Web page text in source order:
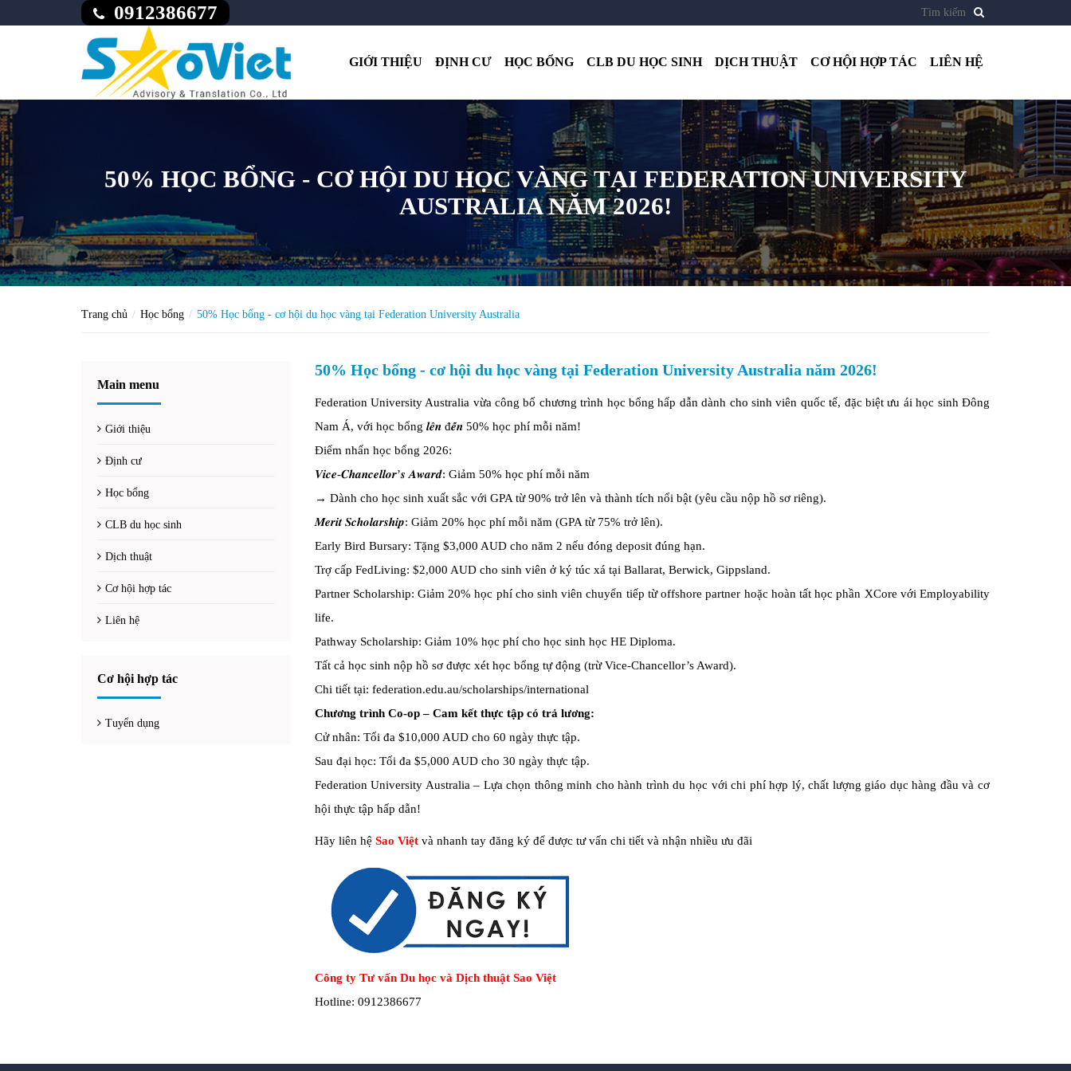
0912386677
GIỚI THIỆU ĐỊNH CƯ HỌC BỔNG CLB DU HỌC SINH DỊCH THUẬT CƠ HỘI HỢP TÁC LIÊN HỆ
50% HỌC BỔNG - CƠ HỘI DU HỌC VÀNG TẠI FEDERATION UNIVERSITY
AUSTRALIA NĂM 2026!
Trang chủ Học bổng 50% Học bổng - cơ hội du học vàng tại Federation University Australia
Main menu
Giới thiệu
Định cư
Học bổng
CLB du học sinh
Dịch thuật
Cơ hội hợp tác
Liên hệ
Cơ hội hợp tác
Tuyển dụng
50% Học bổng - cơ hội du học vàng tại Federation University Australia năm 2026!
Federation University Australia vừa công bố chương trình học bổng hấp dẫn dành cho sinh viên quốc tế, đặc biệt ưu ái học sinh Đông
Nam Á, với học bổng 𝒍𝒆̂𝒏 đ𝒆̂́𝒏 50% học phí mỗi năm!
Điểm nhấn học bổng 2026:
𝑽𝒊𝒄𝒆-𝑪𝒉𝒂𝒏𝒄𝒆𝒍𝒍𝒐𝒓’𝒔 𝑨𝒘𝒂𝒓𝒅: Giảm 50% học phí mỗi năm
→ Dành cho học sinh xuất sắc với GPA từ 90% trở lên và thành tích nổi bật (yêu cầu nộp hồ sơ riêng).
𝑴𝒆𝒓𝒊𝒕 𝑺𝒄𝒉𝒐𝒍𝒂𝒓𝒔𝒉𝒊𝒑: Giảm 20% học phí mỗi năm (GPA từ 75% trở lên).
Early Bird Bursary: Tặng $3,000 AUD cho năm 2 nếu đóng deposit đúng hạn.
Trợ cấp FedLiving: $2,000 AUD cho sinh viên ở ký túc xá tại Ballarat, Berwick, Gippsland.
Partner Scholarship: Giảm 20% học phí cho sinh viên chuyển tiếp từ offshore partner hoặc hoàn tất học phần XCore với Employability
life.
Pathway Scholarship: Giảm 10% học phí cho học sinh học HE Diploma.
Tất cả học sinh nộp hồ sơ được xét học bổng tự động (trừ Vice-Chancellor’s Award).
Chi tiết tại: federation.edu.au/scholarships/international
Chương trình Co-op – Cam kết thực tập có trả lương:
Cử nhân: Tối đa $10,000 AUD cho 60 ngày thực tập.
Sau đại học: Tối đa $5,000 AUD cho 30 ngày thực tập.
Federation University Australia – Lựa chọn thông minh cho hành trình du học với chi phí hợp lý, chất lượng giáo dục hàng đầu và cơ
hội thực tập hấp dẫn!
Hãy liên hệ Sao Việtvà nhanh tay đăng ký để được tư vấn chi tiết và nhận nhiều ưu đãi
Công ty Tư vấn Du học và Dịch thuật Sao Việt
Hotline: 0912386677